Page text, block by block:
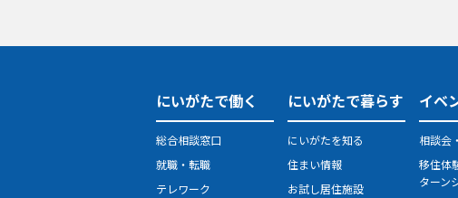
にいがたで働く
総合相談窓口
就職・転職
テレワーク
にいがたで暮らす
にいがたを知る
住まい情報
お試し居住施設
イベ
相談会
移住体
ターン